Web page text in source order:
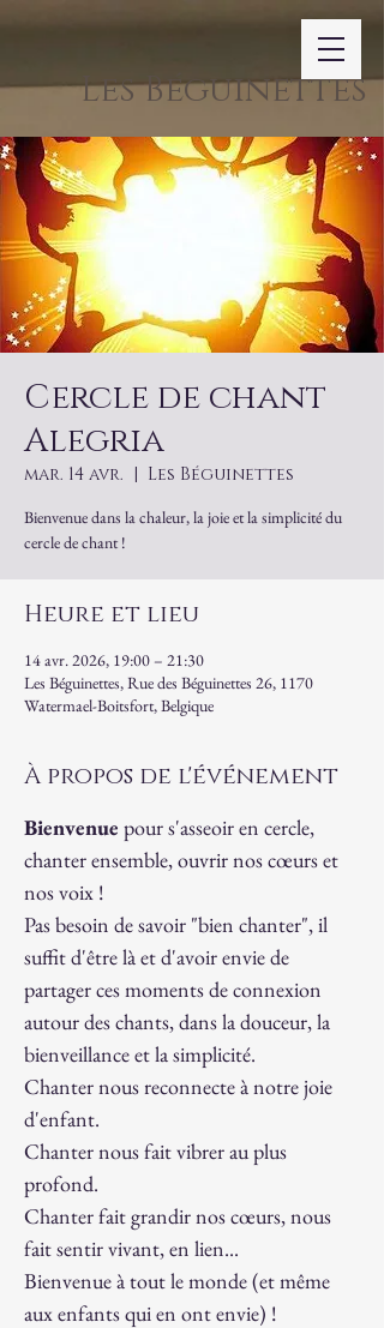
Les Béguinettes
Cercle de chant
Alegria
mar. 14 avr.
  |
Les Béguinettes
Bienvenue dans la chaleur, la joie et la simplicité du
cercle de chant !
Heure et lieu
14 avr. 2026, 19:00 – 21:30
Les Béguinettes, Rue des Béguinettes 26, 1170
Watermael-Boitsfort, Belgique
À propos de l'événement
Bienvenue pour s'asseoir en cercle,
chanter ensemble, ouvrir nos cœurs et
nos voix !
Pas besoin de savoir "bien chanter", il
suffit d'être là et d'avoir envie de
partager ces moments de connexion
autour des chants, dans la douceur, la
bienveillance et la simplicité.
Chanter nous reconnecte à notre joie
d'enfant.
Chanter nous fait vibrer au plus
profond.
Chanter fait grandir nos cœurs, nous
fait sentir vivant, en lien...
Bienvenue à tout le monde (et même
aux enfants qui en ont envie) !